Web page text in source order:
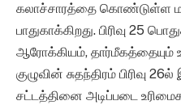
கலாச்சாரத்தை கொண்டுள்ள
பாதுகாக்கிறது. பிரிவு 25
ஆரோக்கியம், தார்மீகத்தையும்
குழுவின் சுதந்திரம் பிரிவு
சட்டத்தினை அடிப்படை